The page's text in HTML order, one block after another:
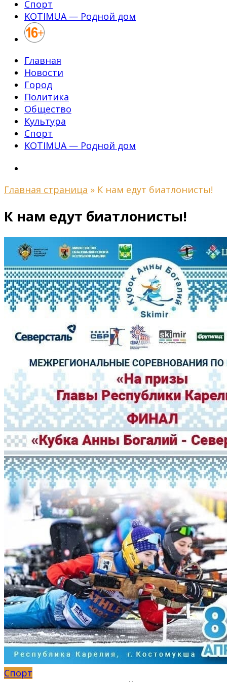
Спорт
KOTIMUA — Родной дом
Главная
Новости
Город
Политика
Общество
Культура
Спорт
KOTIMUA — Родной дом
Главная страница » К нам едут биатлонисты!
К нам едут биатлонисты!
Спорт